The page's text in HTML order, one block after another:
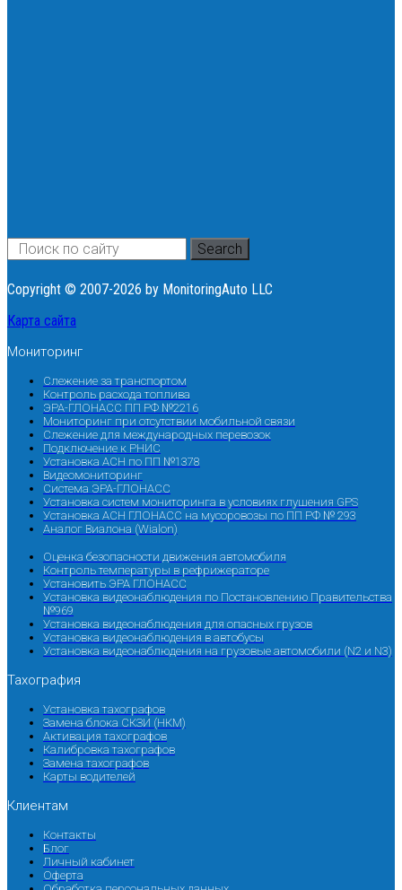
Search
Copyright © 2007-2026 by MonitoringAuto LLC
Карта сайта
Мониторинг
Слежение за транспортом
Контроль расхода топлива
ЭРА-ГЛОНАСС ПП РФ №2216
Мониторинг при отсутствии мобильной связи
Слежение для международных перевозок
Подключение к РНИС
Установка АСН по ПП №1378
Видеомониторинг
Система ЭРА-ГЛОНАСС
Установка систем мониторинга в условиях глушения GPS
Установка АСН ГЛОНАСС на мусоровозы по ПП РФ № 293
Аналог Виалона (Wialon)
Оценка безопасности движения автомобиля
Контроль температуры в рефрижераторе
Установить ЭРА ГЛОНАСС
Установка видеонаблюдения по Постановлению Правительства
№969
Установка видеонаблюдения для опасных грузов
Установка видеонаблюдения в автобусы
Установка видеонаблюдения на грузовые автомобили (N2 и N3)
Тахография
Установка тахографов
Замена блока СКЗИ (НКМ)
Активация тахографов
Калибровка тахографов
Замена тахографов
Карты водителей
Клиентам
Контакты
Блог
Личный кабинет
Оферта